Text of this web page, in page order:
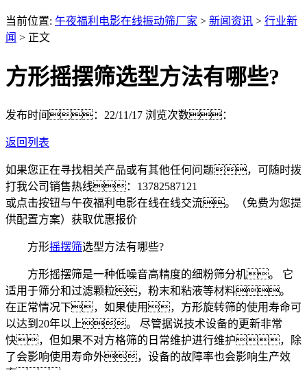
当前位置: 午夜福利电影在线振动筛厂家 > 新闻资讯 > 行业新
闻 > 正文
方形摇摆筛选型方法有哪些?
发布时间：22/11/17 浏览次数：
返回列表
如果您正在寻找相关产品或有其他任何问题，可随时拨
打我公司销售热线： 13782587121
或点击按钮与午夜福利电影在线在线交流。（免费为您提
供配置方案） 获取优惠报价
方形摇摆筛选型方法有哪些?
方形摇摆筛是一种低噪音高精度的细粉筛分机。 它
适用于筛分和过滤颗粒，粉末和粘液等材料。
在正常情况下，如果使用，方形旋转筛的使用寿命可
以达到20年以上。 尽管据说技术设备的更新非常
快，但如果不对方格筛的日常维护进行维护，除
了会影响使用寿命外，设备的故障率也会影响生产效